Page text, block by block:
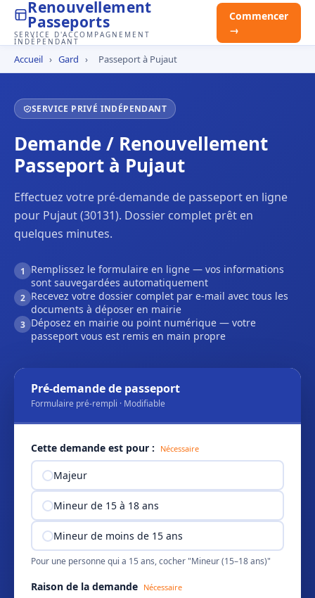
Renouvellement
Passeports
SERVICE D'ACCOMPAGNEMENT
INDÉPENDANT
Commencer
→
Accueil › Gard › Passeport à Pujaut
SERVICE PRIVÉ INDÉPENDANT
Demande / Renouvellement
Passeport à Pujaut
Effectuez votre pré-demande de passeport en ligne
pour Pujaut (30131). Dossier complet prêt en
quelques minutes.
1
Remplissez le formulaire en ligne — vos informations
sont sauvegardées automatiquement
2 Recevez votre dossier complet par e-mail avec tous les
documents à déposer en mairie
3 Déposez en mairie ou point numérique — votre
passeport vous est remis en main propre
Pré-demande de passeport
Formulaire pré-rempli · Modifiable
Cette demande est pour : Nécessaire
Majeur
Mineur de 15 à 18 ans
Mineur de moins de 15 ans
Pour une personne qui a 15 ans, cocher "Mineur (15–18 ans)"
Raison de la demande Nécessaire